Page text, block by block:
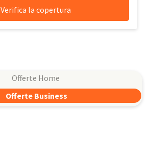
Verifica la copertura
Offerte Home
Offerte Business